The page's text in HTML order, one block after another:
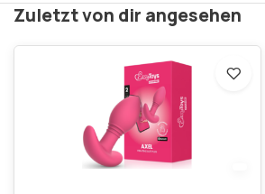
Zuletzt von dir angesehen